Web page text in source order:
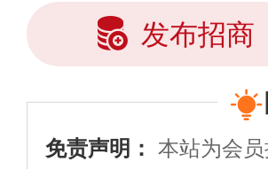
发布招商
免责声明： 本站为会